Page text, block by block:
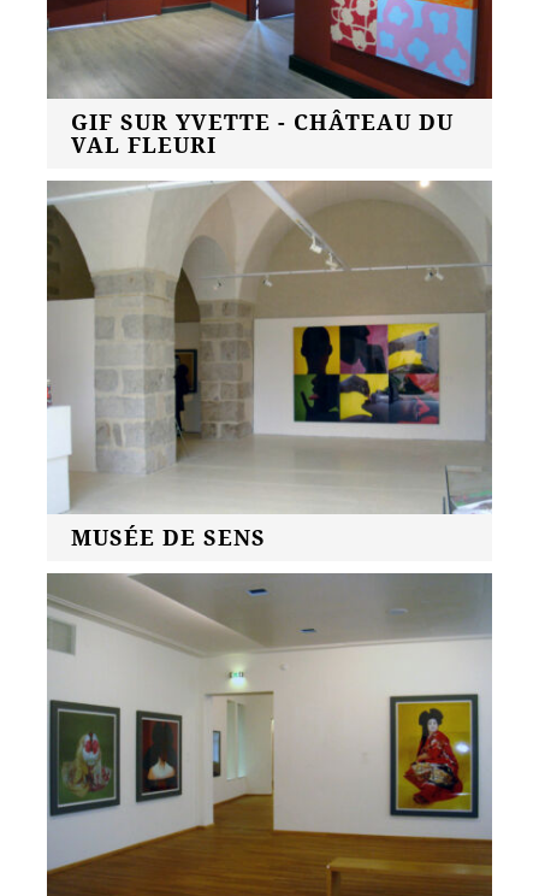
GIF SUR YVETTE - CHÂTEAU DU
VAL FLEURI
MUSÉE DE SENS